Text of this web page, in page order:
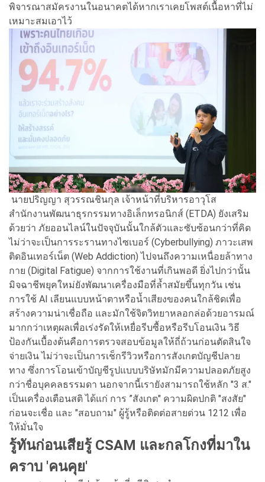
พิจารณาสมัครงานในอนาคตได้หากเราเคยโพสต์เนื้อหาที่ไม่
เหมาะสมเอาไว้
นายปริญญา สุวรรณชินกุล เจ้าหน้าที่บริหารอาวุโส
สำนักงานพัฒนาธุรกรรมทางอิเล็กทรอนิกส์ (ETDA) ยังเสริม
ด้วยว่า ภัยออนไลน์ในปัจจุบันนั้นใกล้ตัวและซับซ้อนกว่าที่คิด
ไม่ว่าจะเป็นการระรานทางไซเบอร์ (Cyberbullying) ภาวะเสพ
ติดอินเทอร์เน็ต (Web Addiction) ไปจนถึงความเหนื่อยล้าทาง
กาย (Digital Fatigue) จากการใช้งานที่เกินพอดี ยิ่งไปกว่านั้น
มิจฉาชีพยุคใหม่ยังพัฒนาเครื่องมือที่ล้ำสมัยขึ้นทุกวัน เช่น
การใช้ AI เลียนแบบหน้าตาหรือน้ำเสียงของคนใกล้ชิดเพื่อ
สร้างความน่าเชื่อถือ และมักใช้จิตวิทยาหลอกล่อด้วยอารมณ์
มากกว่าเหตุผลเพื่อเร่งรัดให้เหยื่อรีบซื้อหรือรีบโอนเงิน วิธี
ป้องกันเบื้องต้นคือการตรวจสอบข้อมูลให้ถี่ถ้วนก่อนตัดสินใจ
จ่ายเงิน ไม่ว่าจะเป็นการเช็กรีวิวหรือการสังเกตบัญชีปลาย
ทาง ซึ่งการโอนเข้าบัญชีรูปแบบบริษัทมักมีความปลอดภัยสูง
กว่าชื่อบุคคลธรรมดา นอกจากนี้เรายังสามารถใช้หลัก "3 ส."
เป็นเครื่องเตือนสติ ได้แก่ การ ”สังเกต" ความผิดปกติ "สงสัย"
ก่อนจะเชื่อ และ "สอบถาม" ผู้รู้หรือติดต่อสายด่วน 1212 เพื่อ
ให้มั่นใจ
รู้ทันก่อนเสียรู้ CSAM และกลโกงที่มาใน
คราบ 'คนคุย'